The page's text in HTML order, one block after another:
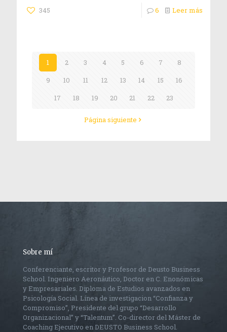
345 6 Leer más
1 2 3 4 5 6 7
8
9
10 11 12 13 14 15
16
17
18 19 20 21 22 23
Página siguiente
Sobre mí
Conferenciante, escritor y Profesor de Deusto Business
School. Ingeniero Aeronáutico, Doctor en C. Enonómicas
y Empresariales. Diploma de Estudios avanzados en
Psicología Social. Línea de investigacion “Confianza y
Compromiso”, Presidente del grupo “Desarrollo
Organizacional” y “Talentum”. Co-director del Máster de
Coaching Ejecutivo en DEUSTO Business School.